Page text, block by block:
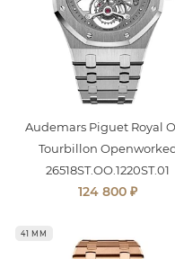
Audemars Piguet Royal
Tourbillon
26518ST.OO.1220ST.01
124 800 ₽
41 ММ